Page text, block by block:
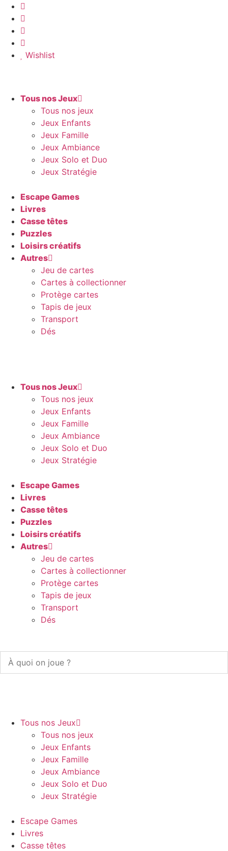
Aller
contenu
Wishlist
Tous nos Jeux
Tous nos jeux
Jeux Enfants
Jeux Famille
Jeux Ambiance
Jeux Solo et Duo
Jeux Stratégie
Escape Games
Livres
Casse têtes
Puzzles
Loisirs créatifs
Autres
Jeu de cartes
Cartes à collectionner
Protège cartes
Tapis de jeux
Transport
Dés
Tous nos Jeux
Tous nos jeux
Jeux Enfants
Jeux Famille
Jeux Ambiance
Jeux Solo et Duo
Jeux Stratégie
Escape Games
Livres
Casse têtes
Puzzles
Loisirs créatifs
Autres
Jeu de cartes
Cartes à collectionner
Protège cartes
Tapis de jeux
Transport
Dés
Tous nos Jeux
Tous nos jeux
Jeux Enfants
Jeux Famille
Jeux Ambiance
Jeux Solo et Duo
Jeux Stratégie
Escape Games
Livres
Casse têtes